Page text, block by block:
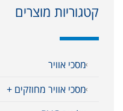
קטגוריות מוצרים
מסכי אוויר
מסכי אוויר מחוזקים +